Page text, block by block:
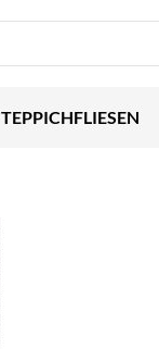
TEPPICHFLIESEN